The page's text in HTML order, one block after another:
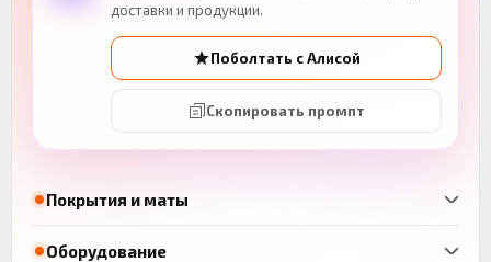
Покрытия и маты
Оборудование
доставки и продукции.
Поболтать с Алисой
Скопировать промпт